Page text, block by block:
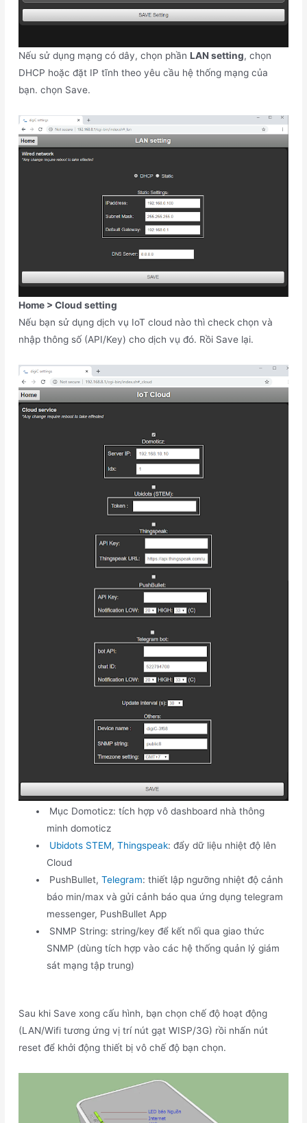
Nếu sử dụng mạng có dây, chọn phầnLAN setting, chọn
DHCP hoặc đặt IP tĩnh theo yêu cầu hệ thống mạng của
bạn. chọn Save.
Home > Cloud setting
Nếu bạn sử dụng dịch vụ IoT cloud nào thì check chọn và
nhập thông số (API/Key) cho dịch vụ đó. Rồi Save lại.
Mục Domoticz: tích hợp vô dashboard nhà thông
minh domoticz
Ubidots STEM,Thingspeak: đẩy dữ liệu nhiệt độ lên
Cloud
PushBullet,Telegram: thiết lập ngưỡng nhiệt độ cảnh
báo min/max và gửi cảnh báo qua ứng dụng telegram
messenger, PushBullet App
SNMP String: string/key để kết nối qua giao thức
SNMP (dùng tích hợp vào các hệ thống quản lý giám
sát mạng tập trung)
Sau khi Save xong cấu hình, bạn chọn chế độ hoạt động
(LAN/Wifi tương ứng vị trí nút gạt WISP/3G) rồi nhấn nút
reset để khởi động thiết bị vô chế độ bạn chọn.